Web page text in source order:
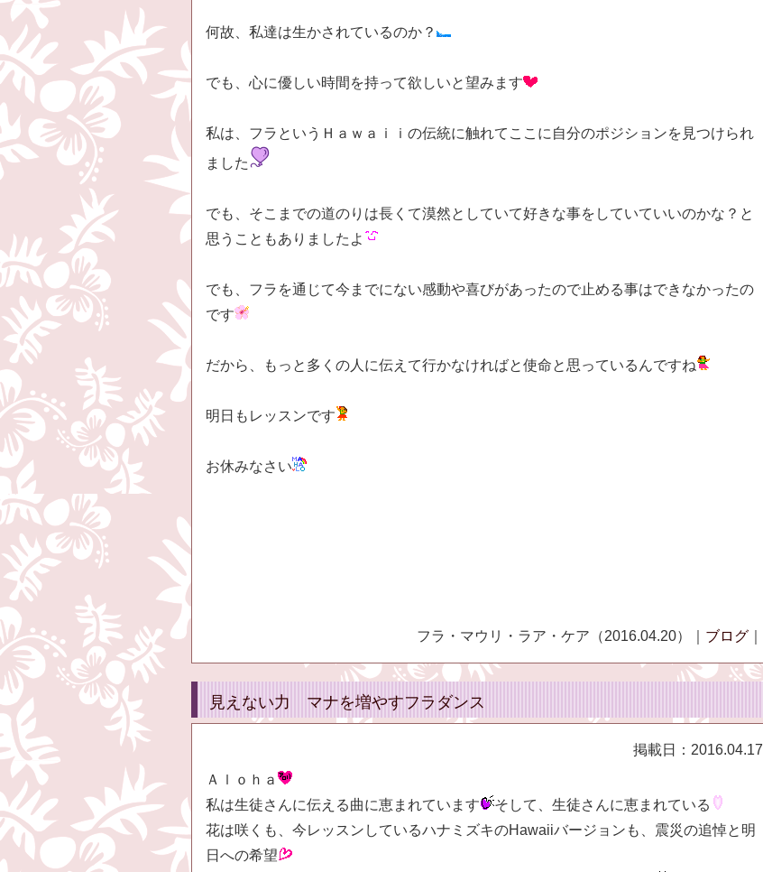
何故、私達は生かされているのか？
でも、心に優しい時間を持って欲しいと望みます
私は、フラというＨａｗａｉｉの伝統に触れてここに自分のポジションを見つけられ
ました
でも、そこまでの道のりは長くて漠然としていて好きな事をしていていいのかな？と
思うこともありましたよ
でも、フラを通じて今までにない感動や喜びがあったので止める事はできなかったの
です
だから、もっと多くの人に伝えて行かなければと使命と思っているんですね
明日もレッスンです
お休みなさい
フラ・マウリ・ラア・ケア（2016.04.20）｜ ブログ
見えない力 マナを増やすフラダンス
掲載日： 2016.04.17
Ａｌｏｈａ
私は生徒さんに伝える曲に恵まれています
そして、生徒さんに恵まれている
花は咲くも、今レッスンしているハナミズキのHawaiiバージョンも、震災の追悼と明
日への希望